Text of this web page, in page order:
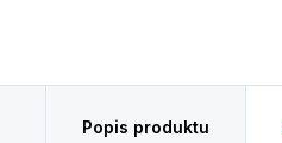
Popis produktu